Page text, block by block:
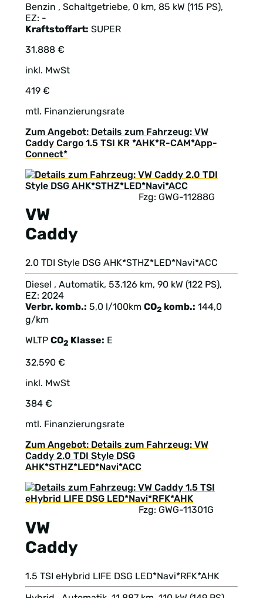
Benzin , Schaltgetriebe, 0 km, 85 kW (115 PS),
EZ: -
Kraftstoffart: SUPER
31.888 €
inkl. MwSt
419 €
mtl. Finanzierungsrate
Zum Angebot: Details zum Fahrzeug: VW
Caddy Cargo 1.5 TSI KR *AHK*R-CAM*App-
Connect*
VW
Caddy
Fzg: GWG-11288G
2.0 TDI Style DSG AHK*STHZ*LED*Navi*ACC
Diesel , Automatik, 53.126 km, 90 kW (122 PS),
EZ: 2024
Verbr. komb.: 5,0 l/100km CO2 komb.: 144,0
g/km
WLTP CO2 Klasse: E
32.590 €
inkl. MwSt
384 €
mtl. Finanzierungsrate
Zum Angebot: Details zum Fahrzeug: VW
Caddy 2.0 TDI Style DSG
AHK*STHZ*LED*Navi*ACC
VW
Caddy
Fzg: GWG-11301G
1.5 TSI eHybrid LIFE DSG LED*Navi*RFK*AHK